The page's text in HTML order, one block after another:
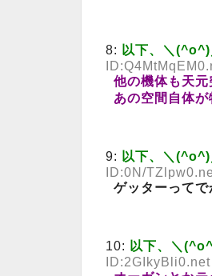
8: 以下、＼(^o^)
他の機体も天
あの空間自体
9: 以下、＼(^o^)
ID:0N/
ゲッターってで
10: 以下、＼
ID:2GIkyBli0.net